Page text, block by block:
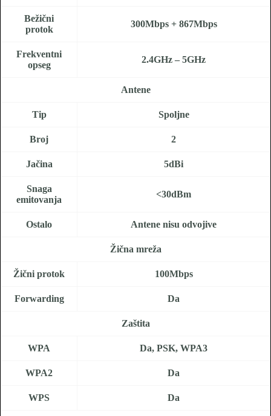
Bežični
protok
300Mbps + 867Mbps
Frekventni
opseg
2.4GHz – 5GHz
Antene
Tip Spoljne
Broj 2
Jačina 5dBi
Snaga
emitovanja
<30dBm
Ostalo Antene nisu odvojive
Žična mreža
Žični protok 100Mbps
Forwarding Da
Zaštita
WPA Da, PSK, WPA3
WPA2 Da
WPS Da